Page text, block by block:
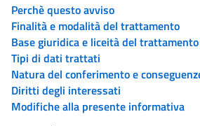
Perchè questo avviso
Finalità e modalità del trattamento
Base giuridica e liceità del trattamento
Tipi di dati trattati
Natura del conferimento e
Diritti degli interessati
Modifiche alla presente informativa